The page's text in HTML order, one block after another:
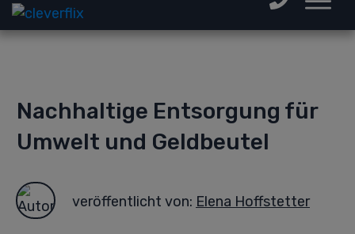
Nachhaltige Entsorgung für
Umwelt und Geldbeutel
veröffentlicht von: Elena Hoffstetter